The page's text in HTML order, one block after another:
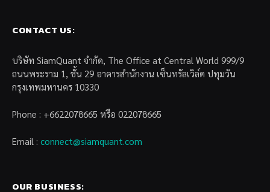
CONTACT US:
บริษัท SiamQuant จำกัด, The Office at Central World 999/9
ถนนพระราม 1, ชั้น 29 อาคารสำนักงาน เซ็นทรัลเวิล์ด ปทุมวัน
กรุงเทพมหานคร 10330
Phone : +6622078665 หรือ 022078665
Email : connect@siamquant.com
OUR BUSINESS: